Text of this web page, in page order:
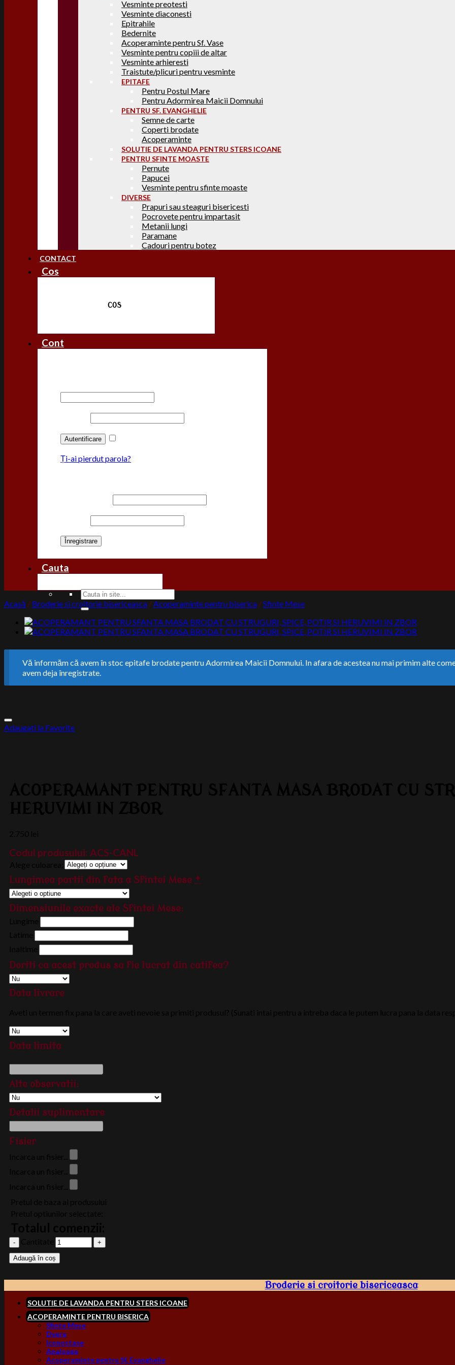
Vesminte preotesti
Vesminte diaconesti
Epitrahile
Bedernite
Acoperaminte pentru Sf. Vase
Vesminte pentru copiii de altar
Vesminte arhieresti
Traistute/plicuri pentru vesminte
EPITAFE
Pentru Postul Mare
Pentru Adormirea Maicii Domnului
PENTRU SF. EVANGHELIE
Semne de carte
Coperti brodate
Acoperaminte
SOLUTIE DE LAVANDA PENTRU STERS ICOANE
PENTRU SFINTE MOASTE
Pernute
Papucei
Vesminte pentru sfinte moaste
DIVERSE
Prapuri sau steaguri bisericesti
Pocrovete pentru impartasit
Metanii lungi
Paramane
Cadouri pentru botez
CONTACT
Cos
COS
Cont
Autentificare
Ți-ai pierdut parola?
Înregistrare
Cauta
Acasă / Broderie si croitorie bisericeasca /Acoperaminte pentru biserica /Sfinte Mese
Vă informăm că avem în stoc epitafe brodate pentru Adormirea Maicii Domnului. In afara de acestea nu mai primim alte
avem deja înregistrate.
Adaugati la Favorite
Codul produsului: ACS-CANL
Lungimea partii din fata a Sfintei Mese *
Dimensiunile exacte ale Sfintei Mese:
Doriti ca acest produs sa fie lucrat din catifea?
Data livrare
Data limita
Alte observatii:
Detalii suplimentare
Fisier
Adaugă în coș
Broderie si croitorie bisericeasca
SOLUTIE DE LAVANDA PENTRU STERS ICOANE
ACOPERAMINTE PENTRU BISERICA
Sfinte Mese
Dvere
Iconostase
Analoage
Acoperaminte pentru Sf. Evanghelie